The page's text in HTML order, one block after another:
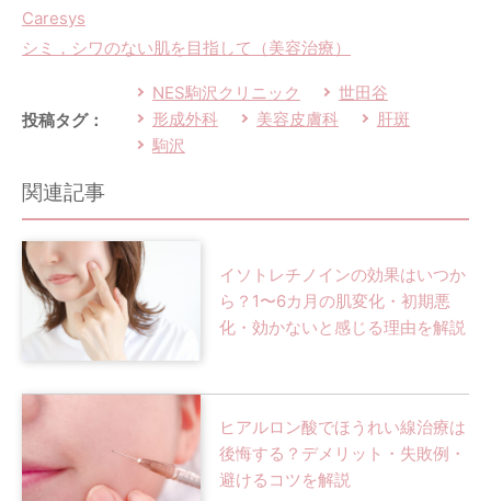
Caresys
シミ，シワのない肌を目指して（美容治療）
投稿タグ：
NES駒沢クリニック
世田谷
形成外科
美容皮膚科
肝斑
駒沢
関連記事
イソトレチノインの効果はいつか
ら？1〜6カ月の肌変化・初期悪
化・効かないと感じる理由を解説
ヒアルロン酸でほうれい線治療は
後悔する？デメリット・失敗例・
避けるコツを解説